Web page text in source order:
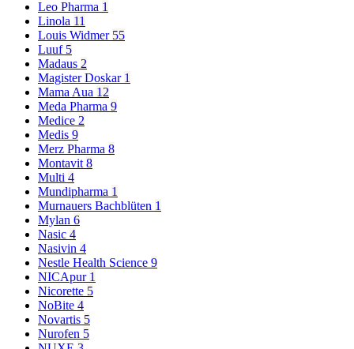
Leo Pharma 1
Linola 11
Louis Widmer 55
Luuf 5
Madaus 2
Magister Doskar 1
Mama Aua 12
Meda Pharma 9
Medice 2
Medis 9
Merz Pharma 8
Montavit 8
Multi 4
Mundipharma 1
Murnauers Bachblüten 1
Mylan 6
Nasic 4
Nasivin 4
Nestle Health Science 9
NICApur 1
Nicorette 5
NoBite 4
Novartis 5
Nurofen 5